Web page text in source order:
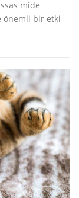
mide
önemli bir etki